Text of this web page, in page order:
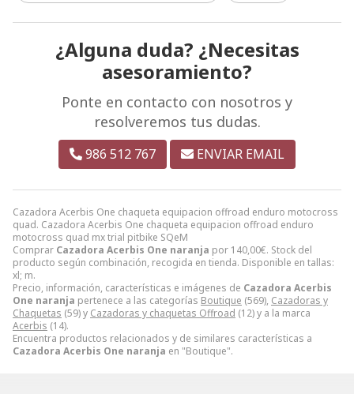
Cazadora Acerbis One chaqueta equipacion offroad enduro motocross
quad. Cazadora Acerbis One chaqueta equipacion offroad enduro
motocross quad mx trial pitbike SQeM
Comprar Cazadora Acerbis One naranja por 140,00€. Stock del
producto según combinación, recogida en tienda. Disponible en tallas:
xl; m.
Precio, información, características e imágenes de Cazadora Acerbis
One naranja pertenece a las categorías Boutique (569), Cazadoras y
Chaquetas (59) y Cazadoras y chaquetas Offroad (12) y a la marca
Acerbis (14).
Encuentra productos relacionados y de similares características a
Cazadora Acerbis One naranja en "Boutique".
¿Alguna duda? ¿Necesitas
asesoramiento?
Ponte en contacto con nosotros y
resolveremos tus dudas.
986 512 767 ENVIAR EMAIL